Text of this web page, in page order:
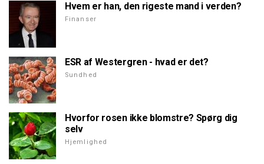
Hvem er han, den rigeste mand i verden?
Finanser
ESR af Westergren - hvad er det?
Sundhed
Hvorfor rosen ikke blomstre? Spørg dig
selv
Hjemlighed